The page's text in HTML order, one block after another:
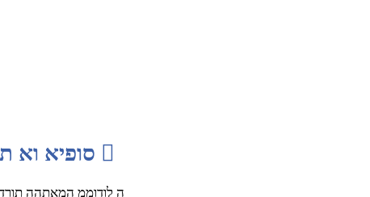

-ה לודוממ המאתהה